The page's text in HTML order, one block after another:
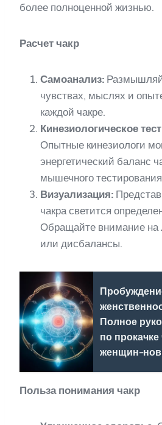
более полноценной жизнью.
Расчет чакр
Самоанализ:
чувствах, мыслях и
каждой чакре.
Кинезиологическое
Опытные кинезиологи
энергетический баланс
мышечного
Визуализация:
чакра светится
Обращайте внимание на
или дисбалансы.
Полное
по прокачке
женщин-
Польза понимания чакр